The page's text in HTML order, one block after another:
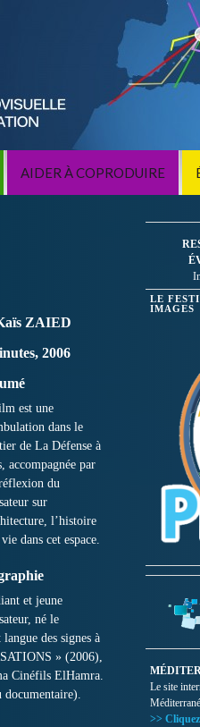
AIDER À COPRODUIRE
ZAIED
2006
est une
dans le
de La Défense à
accompagnée par
du
sur
l’histoire
dans cet espace.
et jeune
né le
des signes à
» (2006),
Cinéfils ElHamra.
LE
IMAGES
Le site
>>